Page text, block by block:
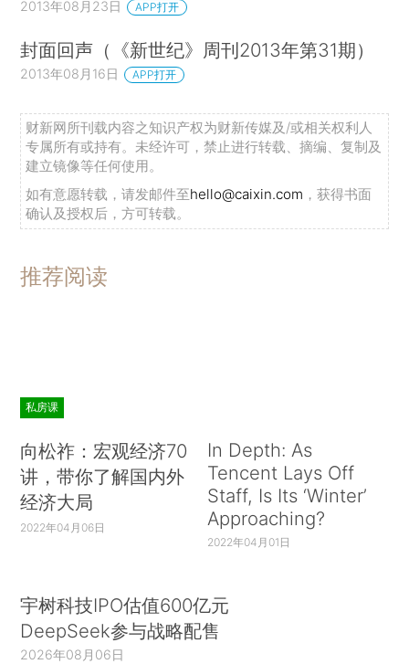
2013年08月23日 APP打开
封面回声（《新世纪》周刊2013年第31期）
2013年08月16日 APP打开
财新网所刊载内容之知识产权为财新传媒及/或相关权利人
专属所有或持有。未经许可，禁止进行转载、摘编、复制及
建立镜像等任何使用。
如有意愿转载，请发邮件至hello@caixin.com ，获得书面
确认及授权后，方可转载。
推荐阅读
私房课
向松祚：宏观经济70
讲，带你了解国内外
经济大局
2022年04月06日
In Depth: As
Tencent Lays Off
Staff, Is Its ‘Winter’
Approaching?
2022年04月01日
宇树科技IPO估值600亿元
DeepSeek参与战略配售
2026年08月06日